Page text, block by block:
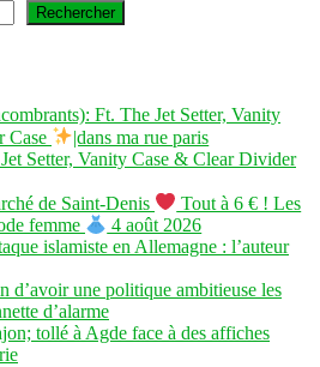
Rechercher
Ft. The Jet Setter, Vanity
Case
|dans ma rue paris
Setter, Vanity Case & Clear Divider
de Saint-Denis
Tout à 6 € ! Les
femme
4 août 2026
islamiste en Allemagne : l’auteur
d’avoir une politique ambitieuse les
d’alarme
tollé à Agde face à des affiches